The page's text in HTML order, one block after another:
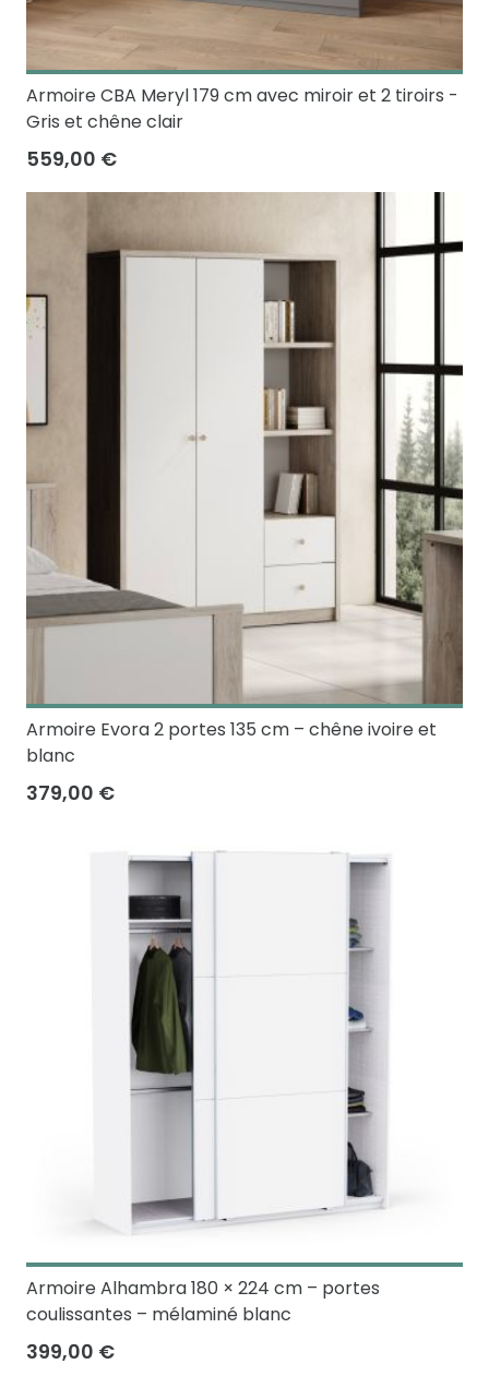
Armoire CBA Meryl 179 cm avec miroir et 2 tiroirs -
Gris et chêne clair
559,00 €
Armoire Evora 2 portes 135 cm – chêne ivoire et
blanc
379,00 €
Armoire Alhambra 180 × 224 cm – portes
coulissantes – mélaminé blanc
399,00 €